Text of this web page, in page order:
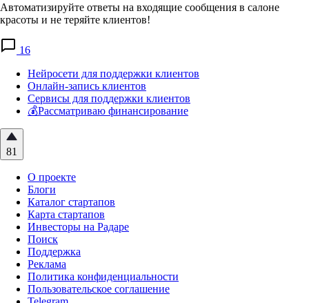
Автоматизируйте ответы на входящие сообщения в салоне
красоты и не теряйте клиентов!
16
Нейросети для поддержки клиентов
Онлайн-запись клиентов
Сервисы для поддержки клиентов
💰Рассматриваю финансирование
81
О проекте
Блоги
Каталог стартапов
Карта стартапов
Инвесторы на Радаре
Поиск
Поддержка
Реклама
Политика конфиденциальности
Пользовательское соглашение